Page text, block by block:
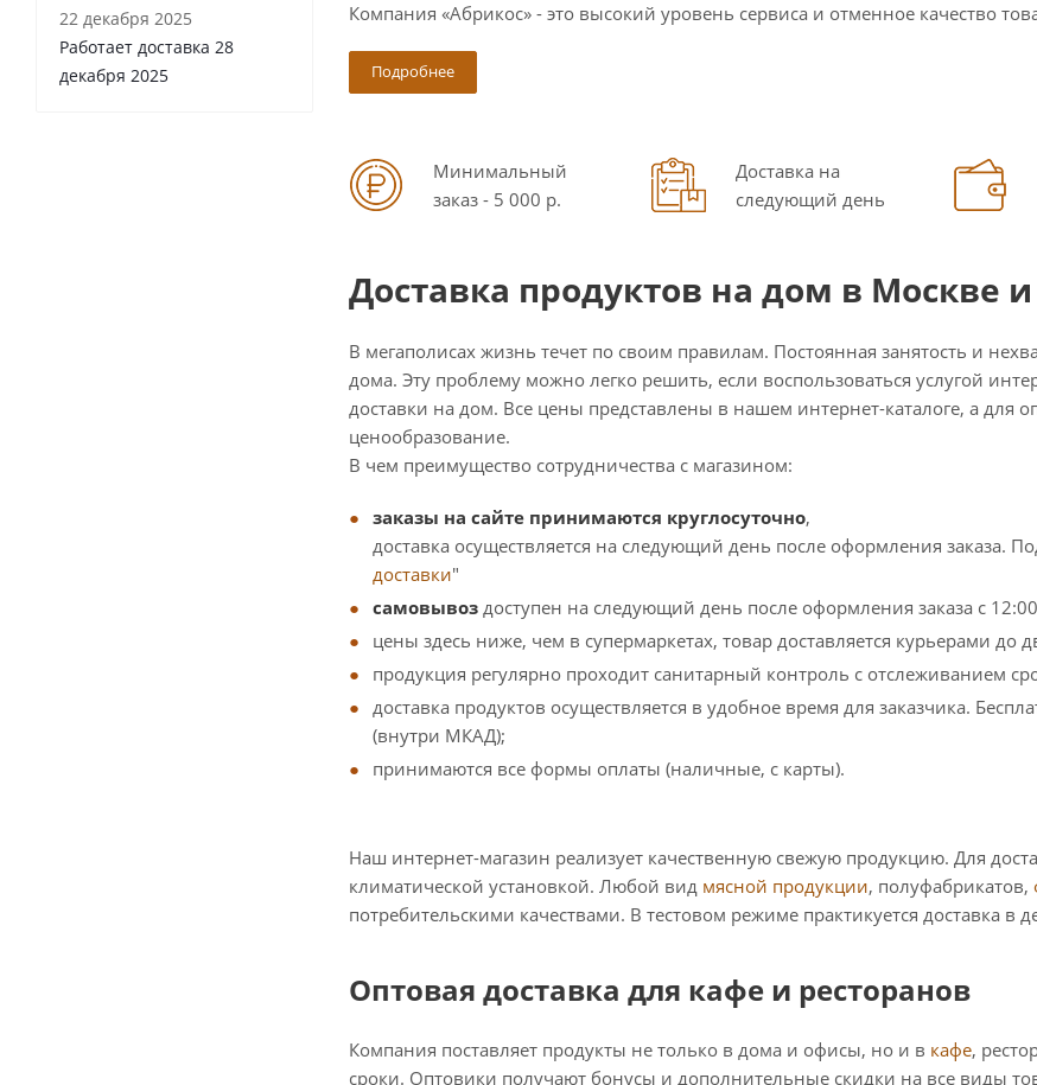
Компания «Абрикос» - это высокий уровень сервиса и отменное качество
Подробнее
Минимальный
заказ - 5 000 р.
Доставка на
следующий день
Доставка продуктов на дом в Москве и
В мегаполисах жизнь течет по своим правилам. Постоянная занятость и
дома. Эту проблему можно легко решить, если воспользоваться услугой
доставки на дом. Все цены представлены в нашем интернет-каталоге, а для
ценообразование.
В чем преимущество сотрудничества с магазином:
заказы на сайте принимаются круглосуточно,
доставка осуществляется на следующий день после оформления заказа.
доставки"
самовывоз доступен на следующий день после оформления заказа с
цены здесь ниже, чем в супермаркетах, товар доставляется курьерами до
продукция регулярно проходит санитарный контроль с отслеживанием
доставка продуктов осуществляется в удобное время для заказчика.
(внутри МКАД);
принимаются все формы оплаты (наличные, с карты).
Наш интернет-магазин реализует качественную свежую продукцию. Для
климатической установкой. Любой вид мясной продукции, полуфабрикатов,
потребительскими качествами. В тестовом режиме практикуется доставка в
Оптовая доставка для кафе и ресторанов
Компания поставляет продукты не только в дома и офисы, но и в кафе,
сроки. Оптовики получают бонусы и дополнительные скидки на все виды
22 декабря 2025
Работает доставка 28
декабря 2025